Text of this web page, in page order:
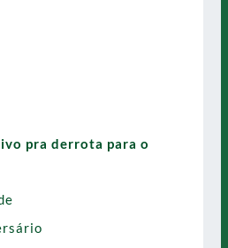
pra derrota para o